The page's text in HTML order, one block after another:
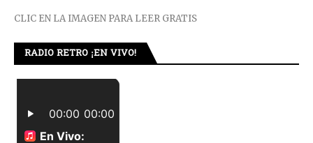
CLIC EN LA IMAGEN PARA LEER GRATIS
RADIO RETRO ¡EN VIVO!